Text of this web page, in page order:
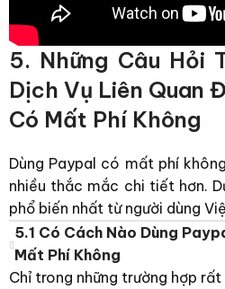
5. Những Câu Hỏi
Dịch Vụ Liên Quan
Có Mất Phí Không
Dùng Paypal có mất phí
nhiều thắc mắc chi tiết hơn.
phổ biến nhất từ người dùng
5.1 Có Cách Nào Dùng
Mất Phí Không
Chỉ trong những trường hợp